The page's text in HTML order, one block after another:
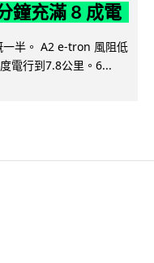
鐘充滿 8 成電
半。 A2 e-tron 風阻低
電行到7.8公里。6...